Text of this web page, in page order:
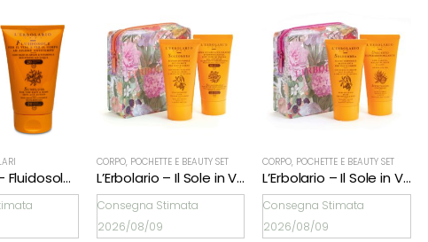
L’Erbolario – Fluidosole per il viso & per il corpo ad azione Antitempo SPF 20
CORPO, POCHETTE E BEAUTY SET
L’Erbolario – Il Sole in Viaggio – POCHETTE ARANCIO SPF 15
Consegna Stimata
2026/08/09
CORPO, POCHETTE E BEAUTY SET
L’Erbolario – Il Sole in Viaggio – POCHETTE FUCSIA senza filtro
Consegna Stimata
2026/08/09